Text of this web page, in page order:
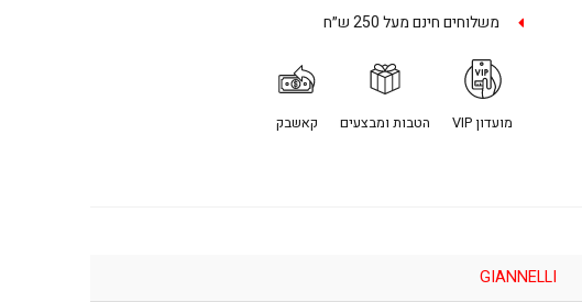
משלוחים חינם מעל 250 ש״ח
מועדון VIP הטבות ומבצעים קאשבק
GIANNELLI